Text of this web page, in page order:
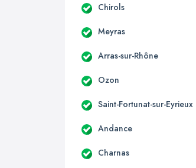
Chirols
Meyras
Arras-sur-Rhône
Ozon
Saint-Fortunat-sur-Eyrieux
Andance
Charnas